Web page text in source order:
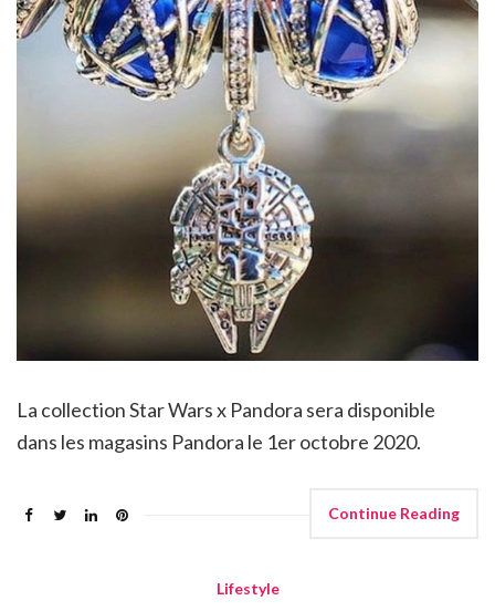
La collection Star Wars x Pandora sera disponible
dans les magasins Pandora le 1er octobre 2020.
Continue Reading
Lifestyle